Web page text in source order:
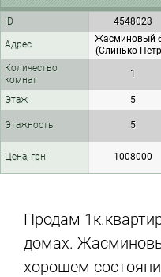
ID 4548023
Адрес
Жасминовый
(Слинько
Количество
комнат
1
Этаж 5
Этажность 5
Цена, грн 1008000
Продам
домах.
хорошем